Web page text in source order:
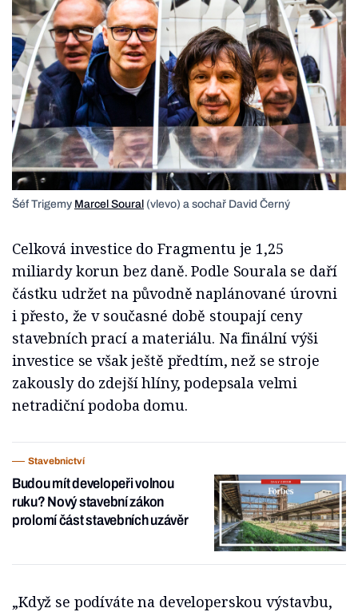
Šéf Trigemy Marcel Soural (vlevo) a sochař David Černý
Celková investice do Fragmentu je 1,25
miliardy korun bez daně. Podle Sourala se daří
částku udržet na původně naplánované úrovni
i přesto, že v současné době stoupají ceny
stavebních prací a materiálu. Na finální výši
investice se však ještě předtím, než se stroje
zakously do zdejší hlíny, podepsala velmi
netradiční podoba domu.
Stavebnictví
Budou mít developeři volnou
ruku? Nový stavební zákon
prolomí část stavebních uzávěr
„Když se podíváte na developerskou výstavbu,